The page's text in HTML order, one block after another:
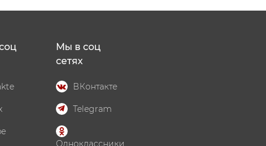
Мы в соц
сетях
ВКонтакте
Telegram
Одноклассники